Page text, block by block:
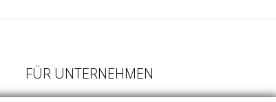
FÜR UNTERNEHMEN